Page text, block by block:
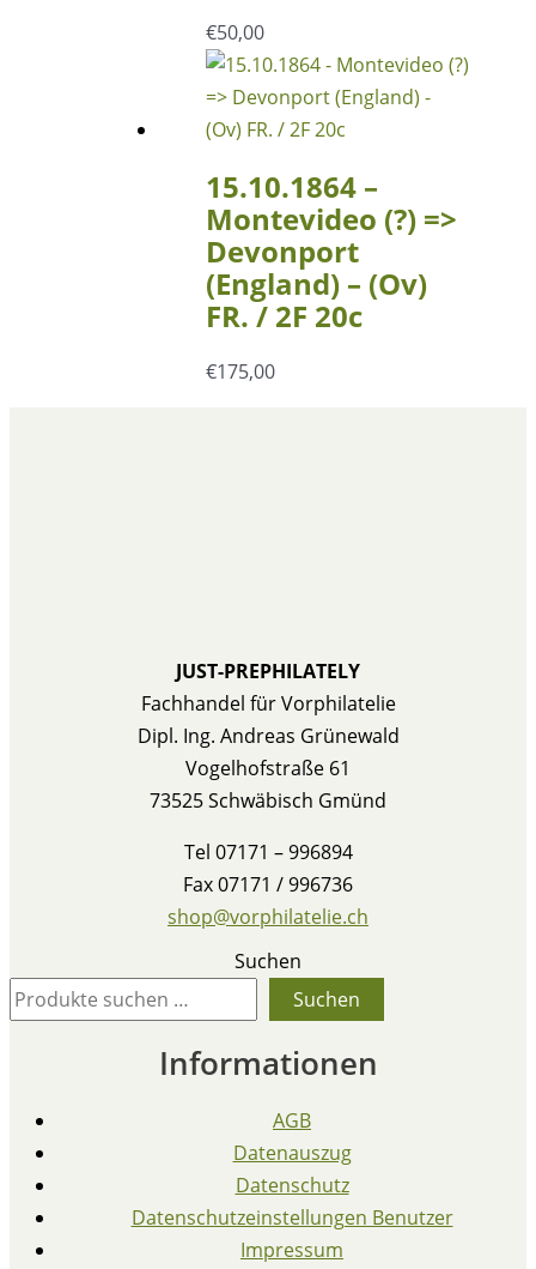
€50,00
15.10.1864 –
Montevideo (?) =>
Devonport
(England) – (Ov)
FR. / 2F 20c
€175,00
JUST-PREPHILATELY
Fachhandel für Vorphilatelie
Dipl. Ing. Andreas Grünewald
Vogelhofstraße 61
73525 Schwäbisch Gmünd
Tel 07171 – 996894
Fax 07171 / 996736
shop@vorphilatelie.ch
Suchen
Suchen
Informationen
AGB
Datenauszug
Datenschutz
Datenschutzeinstellungen Benutzer
Impressum